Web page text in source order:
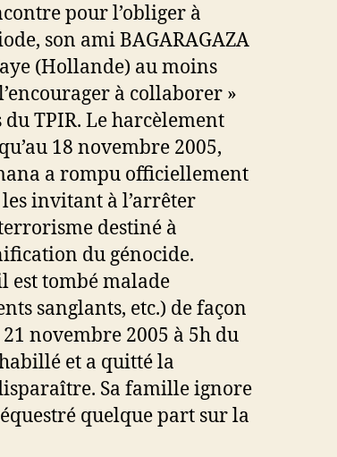
pour l’obliger à
son ami BAGARAGAZA
(Hollande) au moins
à collaborer »
TPIR. Le harcèlement
18 novembre 2005,
a rompu officiellement
les invitant à l’arrêter
destiné à
du génocide.
est tombé malade
sanglants, etc.) de façon
novembre 2005 à 5h du
habillé et a quitté la
Sa famille ignore
quelque part sur la